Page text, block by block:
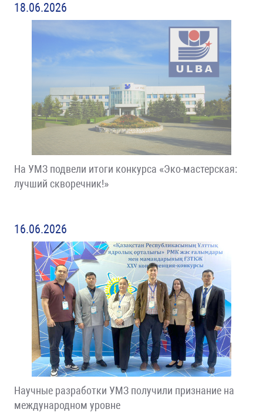
18.06.2026
На УМЗ подвели итоги конкурса «Эко-мастерская:
лучший скворечник!»
16.06.2026
Научные разработки УМЗ получили признание на
международном уровне